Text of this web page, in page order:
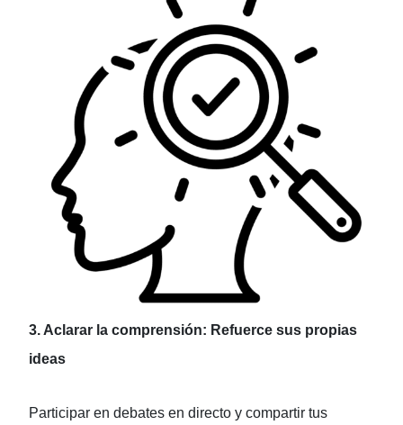
3. Aclarar la comprensión: Refuerce sus propias
ideas
Participar en debates en directo y compartir tus